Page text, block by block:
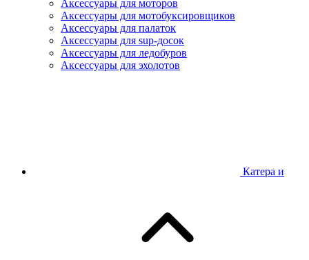
Аксессуары для моторов
Аксессуары для мотобуксировщиков
Аксессуары для палаток
Аксессуары для sup-досок
Аксессуары для ледобуров
Аксессуары для эхолотов
Катера и